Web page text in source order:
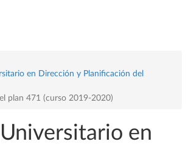
en Dirección y Planificación del
plan 471 (curso 2019-2020)
en